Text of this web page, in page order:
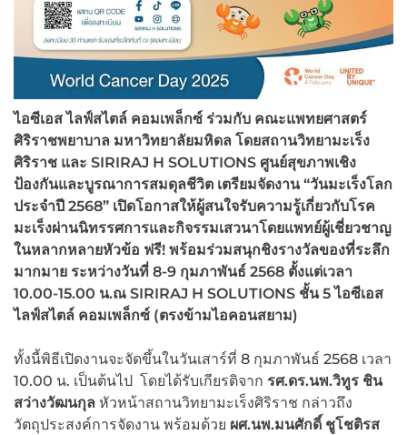
ไอซีเอส ไลฟ์สไตล์ คอมเพล็กซ์ ร่วมกับ คณะแพทยศาสตร์
ศิริราชพยาบาล มหาวิทยาลัยมหิดล โดยสถานวิทยามะเร็ง
ศิริราช และ SIRIRAJ H SOLUTIONS ศูนย์สุขภาพเชิง
ป้องกันและบูรณาการสมดุลชีวิต เตรียมจัดงาน “วันมะเร็งโลก
ประจำปี 2568” เปิดโอกาสให้ผู้สนใจรับความรู้เกี่ยวกับโรค
มะเร็งผ่านนิทรรศการและกิจรรมเสวนาโดยแพทย์ผู้เชี่ยวชาญ
ในหลากหลายหัวข้อ ฟรี! พร้อมร่วมสนุกชิงรางวัลของที่ระลึก
มากมาย ระหว่างวันที่ 8-9 กุมภาพันธ์ 2568 ตั้งแต่เวลา
10.00-15.00 น.ณ SIRIRAJ H SOLUTIONS ชั้น 5ไอซีเอส
ไลฟ์สไตล์ คอมเพล็กซ์ (ตรงข้ามไอคอนสยาม)
ทั้งนี้พิธีเปิดงานจะจัดขึ้นในวันเสาร์ที่ 8 กุมภาพันธ์ 2568 เวลา
10.00 น. เป็นต้นไป โดยได้รับเกียรติจาก รศ.ดร.นพ.วิทูร ชิน
สว่างวัฒนกุล หัวหน้าสถานวิทยามะเร็งศิริราช กล่าวถึง
วัตถุประสงค์การจัดงาน พร้อมด้วย ผศ.นพ.มนศักดิ์ ชูโชติรส